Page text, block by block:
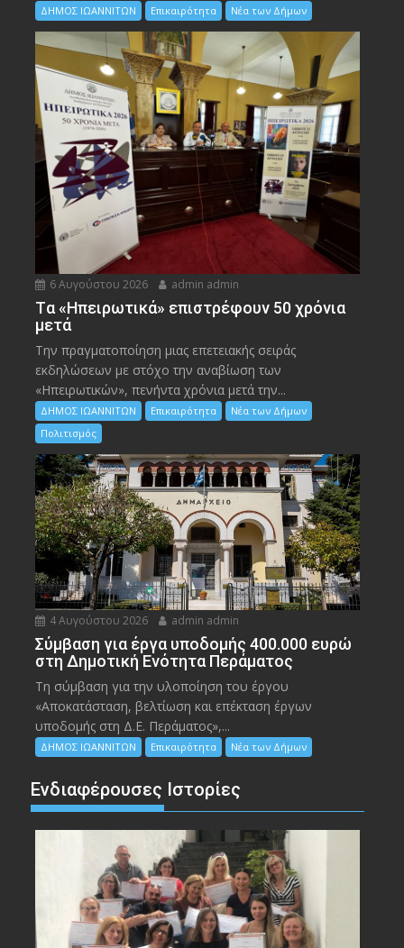
ΔΗΜΟΣ ΙΩΑΝΝΙΤΩΝ Επικαιρότητα Νέα των Δήμων
6 Αυγούστου 2026 admin admin
Tα «Ηπειρωτικά» επιστρέφουν 50 χρόνια
μετά
Την πραγματοποίηση μιας επετειακής σειράς
εκδηλώσεων με στόχο την αναβίωση των
«Ηπειρωτικών», πενήντα χρόνια μετά την...
ΔΗΜΟΣ ΙΩΑΝΝΙΤΩΝ Επικαιρότητα
Νέα των Δήμων
Πολιτισμός
4 Αυγούστου 2026 admin admin
Σύμβαση για έργα υποδομής 400.000 ευρώ
στη Δημοτική Ενότητα Περάματος
Τη σύμβαση για την υλοποίηση του έργου
«Αποκατάσταση, βελτίωση και επέκταση έργων
υποδομής στη Δ.Ε. Περάματος»,...
ΔΗΜΟΣ ΙΩΑΝΝΙΤΩΝ Επικαιρότητα Νέα των Δήμων
Ενδιαφέρουσες Ιστορίες